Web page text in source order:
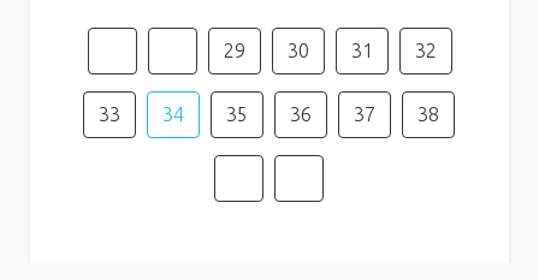
29 30 31 32
33 34 35 36 37 38